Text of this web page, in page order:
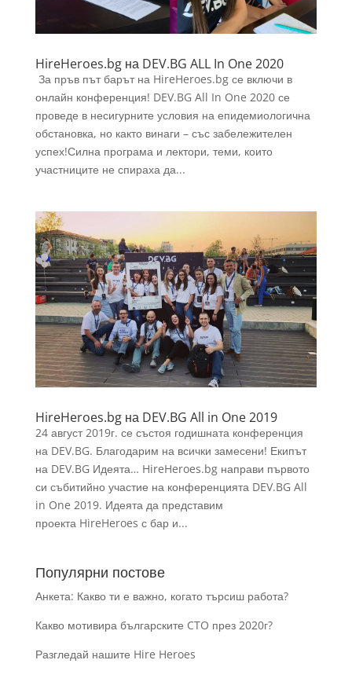
HireHeroes.bg на DEV.BG ALL In One 2020
За пръв път барът на HireHeroes.bg се включи в
онлайн конференция! DEV.BG All In One 2020 се
проведе в несигурните условия на епидемиологична
обстановка, но както винаги – със забележителен
успех!Силна програма и лектори, теми, които
участниците не спираха да...
HireHeroes.bg на DEV.BG All in One 2019
24 август 2019г. се състоя годишната конференция
на DEV.BG. Благодарим на всички замесени! Екипът
на DEV.BG Идеята… HireHeroes.bg направи първото
си събитийно участие на конференцията DEV.BG All
in One 2019. Идеята да представим
проекта HireHeroes с бар и...
Популярни постове
Анкета: Какво ти е важно, когато търсиш работа?
Какво мотивира българските CTO през 2020г?
Разгледай нашите Hire Heroes